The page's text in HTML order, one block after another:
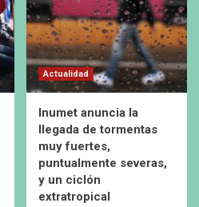
Actualidad
Inumet anuncia la
llegada de tormentas
muy fuertes,
puntualmente severas,
y un ciclón
extratropical